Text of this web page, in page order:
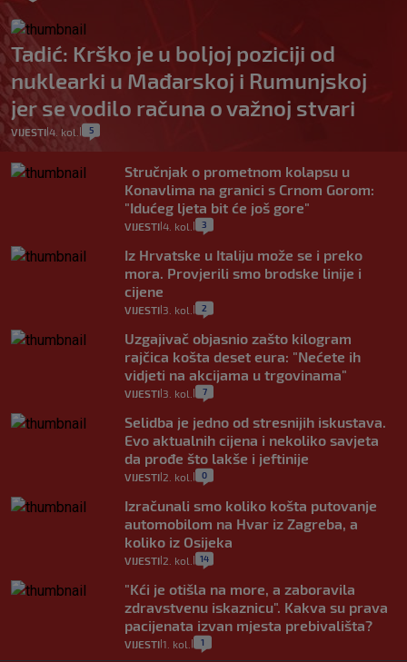
Tadić: Krško je u boljoj poziciji od
nuklearki u Mađarskoj i Rumunjskoj
jer se vodilo računa o važnoj stvari
VIJESTI|4. kol. 5
Stručnjak o prometnom kolapsu u
Konavlima na granici s Crnom Gorom:
"Idućeg ljeta bit će još gore"
VIJESTI 4. kol. 3
Iz Hrvatske u Italiju može se i preko
mora. Provjerili smo brodske linije i
cijene
VIJESTI 3. kol. 2
Uzgajivač objasnio zašto kilogram
rajčica košta deset eura: "Nećete ih
vidjeti na akcijama u trgovinama"
VIJESTI 3. kol. 7
Selidba je jedno od stresnijih iskustava.
Evo aktualnih cijena i nekoliko savjeta
da prođe što lakše i jeftinije
VIJESTI 2. kol. 0
Izračunali smo koliko košta putovanje
automobilom na Hvar iz Zagreba, a
koliko iz Osijeka
VIJESTI 2. kol. 14
"Kći je otišla na more, a zaboravila
zdravstvenu iskaznicu". Kakva su prava
pacijenata izvan mjesta prebivališta?
VIJESTI 1. kol. 1